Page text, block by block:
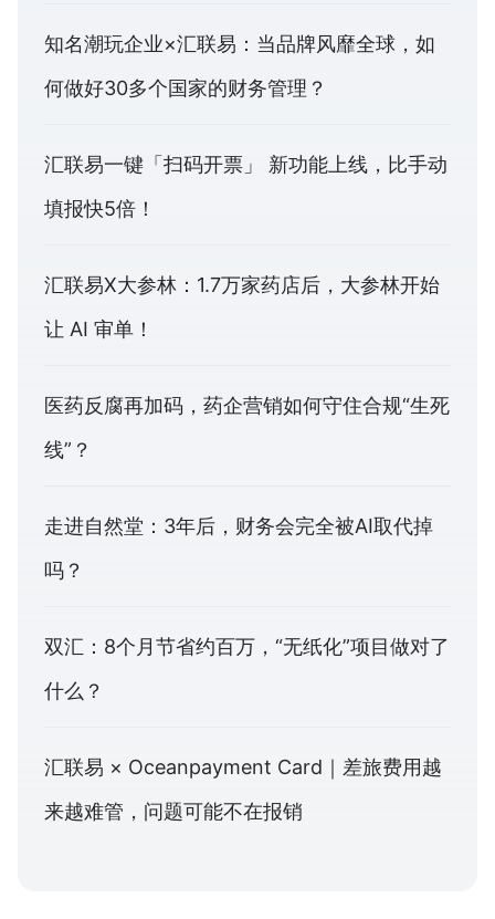
知名潮玩企业×汇联易：当品牌风靡全球，如
何做好30多个国家的财务管理？
汇联易一键「扫码开票」 新功能上线，比手动
填报快5倍！
汇联易X大参林：1.7万家药店后，大参林开始
让 AI 审单！
医药反腐再加码，药企营销如何守住合规“生死
线”？
走进自然堂：3年后，财务会完全被AI取代掉
吗？
双汇：8个月节省约百万，“无纸化”项目做对了
什么？
汇联易 × Oceanpayment Card｜差旅费用越
来越难管，问题可能不在报销